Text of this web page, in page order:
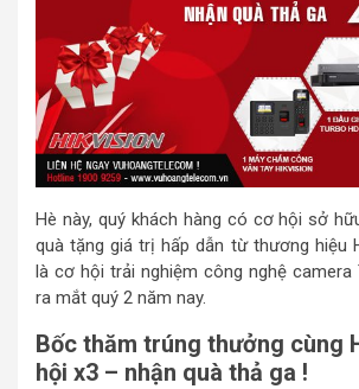
Hè này, quý khách hàng có cơ hội sở
quà tặng giá trị hấp dẫn từ thương hiệu
là cơ hội trải nghiệm công nghệ camera
ra mắt quý 2 năm nay.
Bốc thăm trúng thưởng cùng
hội x3 – nhận quà thả ga !